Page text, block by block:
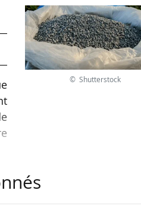
© Shutterstock